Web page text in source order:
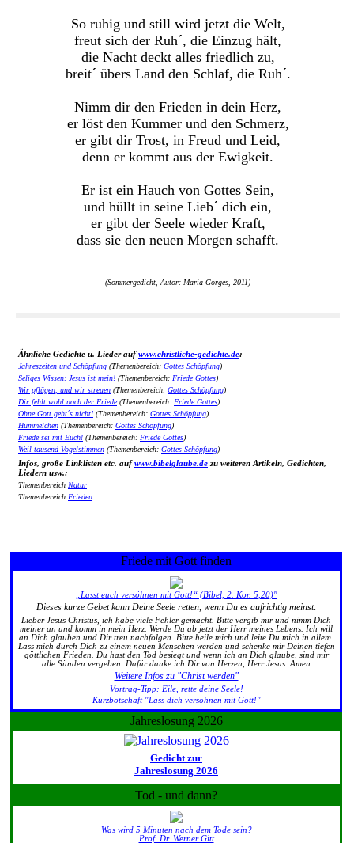
So ruhig und still wird jetzt die Welt,
freut sich der Ruh´, die Einzug hält,
die Nacht deckt alles friedlich zu,
breit´ übers Land den Schlaf, die Ruh´.
Nimm dir den Frieden in dein Herz,
er löst den Kummer und den Schmerz,
er gibt dir Trost, in Freud und Leid,
denn er kommt aus der Ewigkeit.
Er ist ein Hauch von Gottes Sein,
und hüllt in seine Lieb´ dich ein,
er gibt der Seele wieder Kraft,
dass sie den neuen Morgen schafft.
(Sommergedicht, Autor: Maria Gorges, 2011)
Ähnliche Gedichte u. Lieder aufwww.christliche-gedichte.de:
Jahreszeiten und Schöpfung (Themenbereich: Gottes Schöpfung)
Seliges Wissen: Jesus ist mein! (Themenbereich: Friede Gottes)
Wir pflügen, und wir streuen (Themenbereich: Gottes Schöpfung)
Dir fehlt wohl noch der Friede(Themenbereich: Friede Gottes)
Ohne Gott geht´s nicht! (Themenbereich: Gottes Schöpfung)
Hummelchen (Themenbereich: Gottes Schöpfung)
Friede sei mit Euch! (Themenbereich: Friede Gottes)
Weil tausend Vogelstimmen (Themenbereich: Gottes Schöpfung)
Infos, große Linklisten etc. aufwww.bibelglaube.de zu weiteren Artikeln, Gedichten,
Liedern usw.:
Themenbereich Natur
Themenbereich Frieden
Friede mit Gott finden
„Lasst euch versöhnen mit Gott!“ (Bibel, 2. Kor. 5,20)"
Dieses kurze Gebet kann Deine Seele retten, wenn Du es aufrichtig meinst:
Lieber Jesus Christus, ich habe viele Fehler gemacht. Bitte vergib mir und nimm Dich
meiner an und komm in mein Herz. Werde Du ab jetzt der Herr meines Lebens. Ich will
an Dich glauben und Dir treu nachfolgen. Bitte heile mich und leite Du mich in allem.
Lass mich durch Dich zu einem neuen Menschen werden und schenke mir Deinen tiefen
göttlichen Frieden. Du hast den Tod besiegt und wenn ich an Dich glaube, sind mir
alle Sünden vergeben. Dafür danke ich Dir von Herzen, Herr Jesus. Amen
Weitere Infos zu "Christ werden"
Vortrag-Tipp: Eile, rette deine Seele!
Kurzbotschaft "Lass dich versöhnen mit Gott!"
Jahreslosung 2026
Gedicht zur
Jahreslosung 2026
Tod - und dann?
Was wird 5 Minuten nach dem Tode sein?
Prof. Dr. Werner Gitt